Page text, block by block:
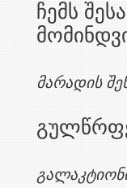
ჩემს
მარადის